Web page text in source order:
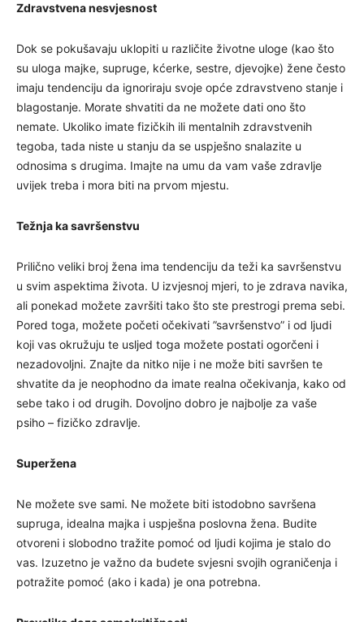
Zdravstvena nesvjesnost
Dok se pokušavaju uklopiti u različite životne uloge (kao što
su uloga majke, supruge, kćerke, sestre, djevojke) žene često
imaju tendenciju da ignoriraju svoje opće zdravstveno stanje i
blagostanje. Morate shvatiti da ne možete dati ono što
nemate. Ukoliko imate fizičkih ili mentalnih zdravstvenih
tegoba, tada niste u stanju da se uspješno snalazite u
odnosima s drugima. Imajte na umu da vam vaše zdravlje
uvijek treba i mora biti na prvom mjestu.
Težnja ka savršenstvu
Prilično veliki broj žena ima tendenciju da teži ka savršenstvu
u svim aspektima života. U izvjesnoj mjeri, to je zdrava navika,
ali ponekad možete završiti tako što ste prestrogi prema sebi.
Pored toga, možete početi očekivati ​​”savršenstvo” i od ljudi
koji vas okružuju te usljed toga možete postati ogorčeni i
nezadovoljni. Znajte da nitko nije i ne može biti savršen te
shvatite da je neophodno da imate realna očekivanja, kako od
sebe tako i od drugih. Dovoljno dobro je najbolje za vaše
psiho – fizičko zdravlje.
Superžena
Ne možete sve sami. Ne možete biti istodobno savršena
supruga, idealna majka i uspješna poslovna žena. Budite
otvoreni i slobodno tražite pomoć od ljudi kojima je stalo do
vas. Izuzetno je važno da budete svjesni svojih ograničenja i
potražite pomoć (ako i kada) je ona potrebna.